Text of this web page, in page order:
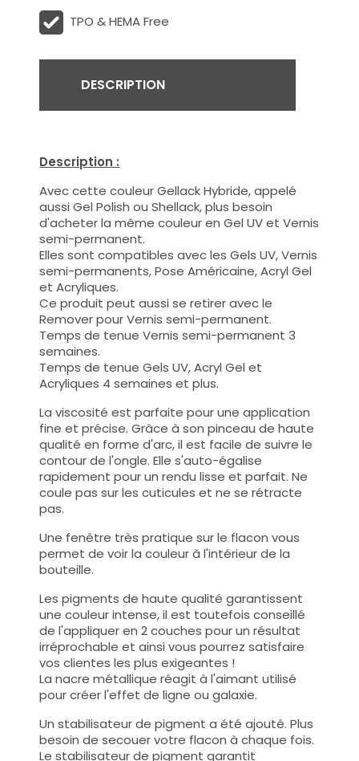
TPO & HEMA Free
DESCRIPTION
Description :
Avec cette couleur Gellack Hybride, appelé
aussi Gel Polish ou Shellack, plus besoin
d'acheter la même couleur en Gel UV et Vernis
semi-permanent.
Elles sont compatibles avec les Gels UV, Vernis
semi-permanents, Pose Américaine, Acryl Gel
et Acryliques.
Ce produit peut aussi se retirer avec le
Remover pour Vernis semi-permanent.
Temps de tenue Vernis semi-permanent 3
semaines.
Temps de tenue Gels UV, Acryl Gel et
Acryliques 4 semaines et plus.
La viscosité est parfaite pour une application
fine et précise. Grâce à son pinceau de haute
qualité en forme d'arc, il est facile de suivre le
contour de l'ongle. Elle s'auto-égalise
rapidement pour un rendu lisse et parfait. Ne
coule pas sur les cuticules et ne se rétracte
pas.
Une fenêtre très pratique sur le flacon vous
permet de voir la couleur à l'intérieur de la
bouteille.
Les pigments de haute qualité garantissent
une couleur intense, il est toutefois conseillé
de l'appliquer en 2 couches pour un résultat
irréprochable et ainsi vous pourrez satisfaire
vos clientes les plus exigeantes !
La nacre métallique réagit à l'aimant utilisé
pour créer l'effet de ligne ou galaxie.
Un stabilisateur de pigment a été ajouté. Plus
besoin de secouer votre flacon à chaque fois.
Le stabilisateur de pigment garantit